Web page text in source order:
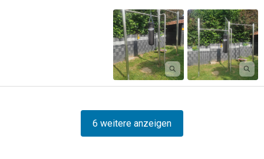
6 weitere anzeigen